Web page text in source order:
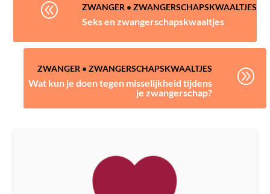
@ ZWANGER • ZWANGERSCHAPSKWAALTJES
Seks en zwangerschapskwaaltjes
ZWANGER • ZWANGERSCHAPSKWAALTJES
Wat kun je doen tegen misselijkheid tijdens
je zwangerschap?
A